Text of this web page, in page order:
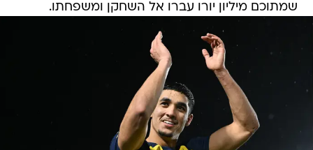
שמתוכם מיליון יורו עברו אל השחקן ומשפחתו.